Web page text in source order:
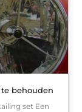
behouden
set Een